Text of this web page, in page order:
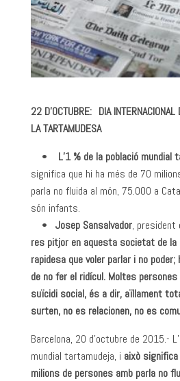
22 D’OCTUBRE: DIA
LA TARTAMUDESA
• L’1 % de la població mundial
significa que hi ha més de 70
parla no fluida al món, 75.000 a
són infants.
• Josep Sansalvador, president
res pitjor en aquesta societat de la
rapidesa que voler parlar i no
de no fer el ridícul. Moltes
suïcidi social, és a dir, aïllament
surten, no es relacionen, no es
Barcelona, 20 d’octubre de 2015.-
mundial tartamudeja, i això
milions de persones amb parla no